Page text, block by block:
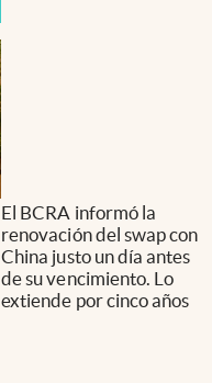
El BCRA informó la
renovación del swap con
China justo un día antes
de su vencimiento. Lo
extiende por cinco años